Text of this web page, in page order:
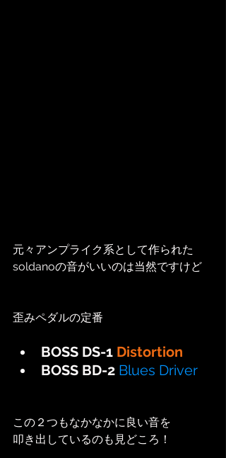
元々アンプライク系として作られた
soldanoの音がいいのは当然ですけど
歪みペダルの定番
BOSS DS-1 Distortion
BOSS BD-2 Blues Driver
この２つもなかなかに良い音を
叩き出しているのも見どころ！